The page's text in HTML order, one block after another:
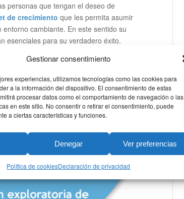
Gestionar consentimiento
experiencias, utilizamos tecnologías como las cookies para
a la información del dispositivo. El consentimiento de estas
procesar datos como el comportamiento de navegación o las
en este sitio. No consentir o retirar el consentimiento, puede
a ciertas características y funciones.
Denegar Ver preferencias
Política de cookiesDeclaración de privacidad
personas que tengan el deseo de
de crecimiento que les permita asumir
cambiante. En este sentido su
esenciales para su verdadero éxito.
en las sesiones de Coaching,
de cada persona; su necesidad de
sumando éxitos…